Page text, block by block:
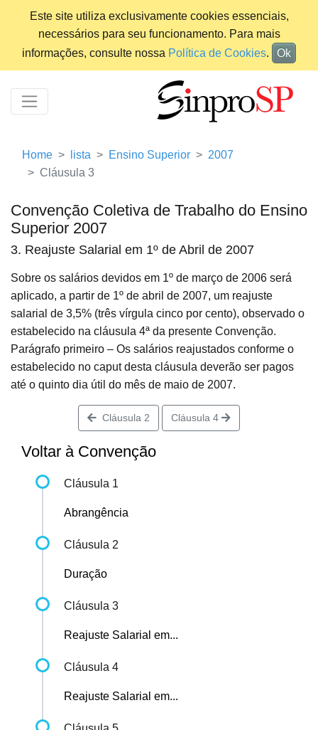
Este site utiliza exclusivamente cookies essenciais,
necessários para seu funcionamento. Para mais
informações, consulte nossa Política de Cookies. Ok
Home lista Ensino Superior
2007
Cláusula 3
Convenção Coletiva de Trabalho do Ensino
Superior 2007
3. Reajuste Salarial em 1º de Abril de 2007
Sobre os salários devidos em 1º de março de 2006 será
aplicado, a partir de 1º de abril de 2007, um reajuste
salarial de 3,5% (três vírgula cinco por cento), observado o
estabelecido na cláusula 4ª da presente Convenção.
Parágrafo primeiro – Os salários reajustados conforme o
estabelecido no caput desta cláusula deverão ser pagos
até o quinto dia útil do mês de maio de 2007.
Cláusula 2 Cláusula 4
Voltar à Convenção
Cláusula 1
Abrangência
Cláusula 2
Duração
Cláusula 3
Reajuste Salarial em...
Cláusula 4
Reajuste Salarial em...